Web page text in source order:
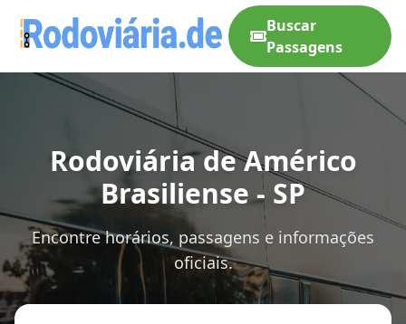
Buscar
Passagens
Rodoviária de Américo
Brasiliense - SP
Encontre horários, passagens e informações
oficiais.